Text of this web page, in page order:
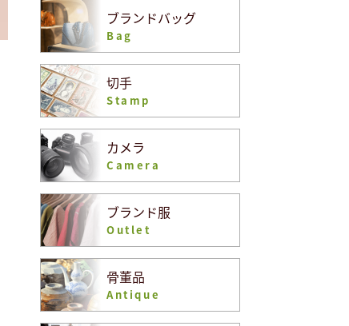
ブランドバッグ
Bag
切手
Stamp
カメラ
Camera
ブランド服
Outlet
骨董品
Antique